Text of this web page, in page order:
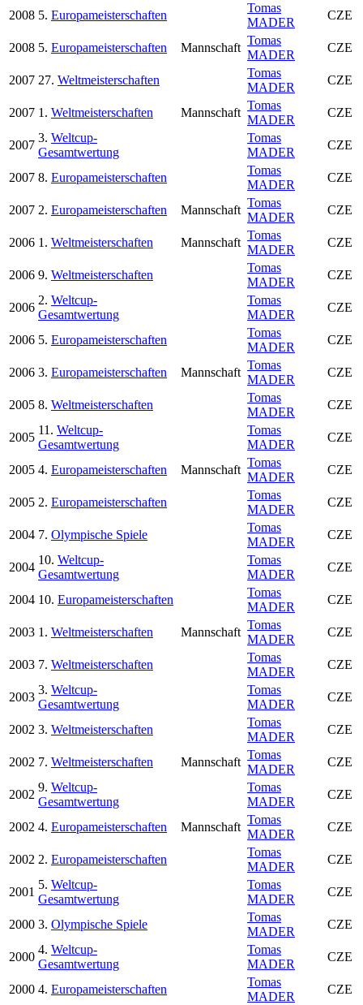
2008 5. Europameisterschaften
Tomas
MADER
CZE
2008 5. Europameisterschaften Mannschaft
Tomas
MADER
CZE
2007 27. Weltmeisterschaften
Tomas
MADER
CZE
2007 1. Weltmeisterschaften Mannschaft
Tomas
MADER
CZE
2007
3. Weltcup-
Gesamtwertung
Tomas
MADER
CZE
2007 8. Europameisterschaften
Tomas
MADER
CZE
2007 2. Europameisterschaften Mannschaft
Tomas
MADER
CZE
2006 1. Weltmeisterschaften Mannschaft
Tomas
MADER
CZE
2006 9. Weltmeisterschaften
Tomas
MADER
CZE
2006
2. Weltcup-
Gesamtwertung
Tomas
MADER
CZE
2006 5. Europameisterschaften
Tomas
MADER
CZE
2006 3. Europameisterschaften Mannschaft
Tomas
MADER
CZE
2005 8. Weltmeisterschaften
Tomas
MADER
CZE
2005
11. Weltcup-
Gesamtwertung
Tomas
MADER
CZE
2005 4. Europameisterschaften Mannschaft
Tomas
MADER
CZE
2005 2. Europameisterschaften
Tomas
MADER
CZE
2004 7. Olympische Spiele
Tomas
MADER
CZE
2004
10. Weltcup-
Gesamtwertung
Tomas
MADER
CZE
2004 10. Europameisterschaften
Tomas
MADER
CZE
2003 1. Weltmeisterschaften Mannschaft
Tomas
MADER
CZE
2003 7. Weltmeisterschaften
Tomas
MADER
CZE
2003
3. Weltcup-
Gesamtwertung
Tomas
MADER
CZE
2002 3. Weltmeisterschaften
Tomas
MADER
CZE
2002 7. Weltmeisterschaften Mannschaft
Tomas
MADER
CZE
2002
9. Weltcup-
Gesamtwertung
Tomas
MADER
CZE
2002 4. Europameisterschaften Mannschaft
Tomas
MADER
CZE
2002 2. Europameisterschaften
Tomas
MADER
CZE
2001
5. Weltcup-
Gesamtwertung
Tomas
MADER
CZE
2000 3. Olympische Spiele
Tomas
MADER
CZE
2000
4. Weltcup-
Gesamtwertung
Tomas
MADER
CZE
2000 4. Europameisterschaften
Tomas
MADER
CZE